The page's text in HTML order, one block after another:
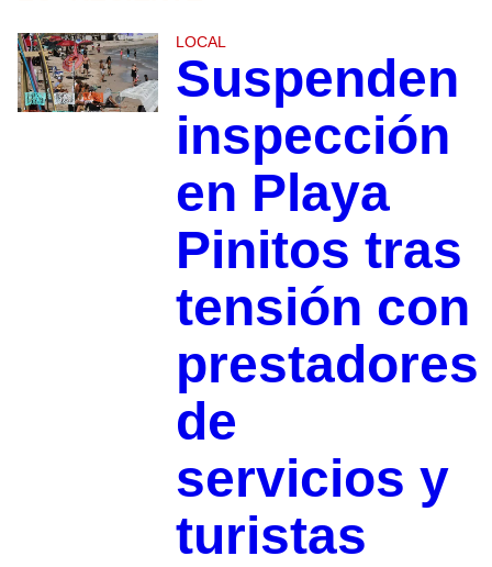
LOCAL
Suspenden
inspección
en Playa
Pinitos tras
tensión con
prestadores
de
servicios y
turistas